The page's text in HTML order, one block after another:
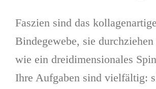
Faszien sind das kollagenartige
Bindegewebe, sie
wie ein drei­dimensionales
Ihre Aufgaben sind vielfältig: